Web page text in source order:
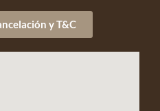
y T&C